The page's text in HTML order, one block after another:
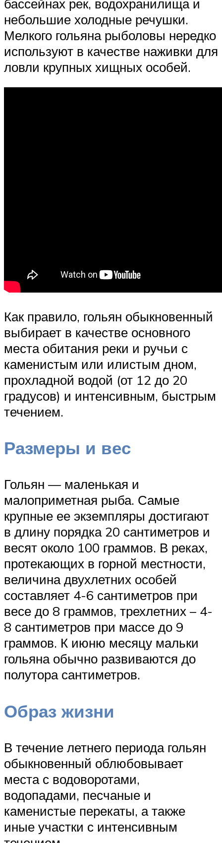
бассейнах рек, водохранилища и
небольшие холодные речушки.
Мелкого гольяна рыболовы нередко
используют в качестве наживки для
ловли крупных хищных особей.
Как правило, гольян обыкновенный
выбирает в качестве основного
места обитания реки и ручьи с
каменистым или илистым дном,
прохладной водой (от 12 до 20
градусов) и интенсивным, быстрым
течением.
Размеры и вес
Гольян — маленькая и
малоприметная рыба. Самые
крупные ее экземпляры достигают
в длину порядка 20 сантиметров и
весят около 100 граммов. В реках,
протекающих в горной местности,
величина двухлетних особей
составляет 4-6 сантиметров при
весе до 8 граммов, трехлетних – 4-
8 сантиметров при массе до 9
граммов. К июню месяцу мальки
гольяна обычно развиваются до
полутора сантиметров.
Образ жизни
В течение летнего периода гольян
обыкновенный облюбовывает
места с водоворотами,
водопадами, песчаные и
каменистые перекаты, а также
иные участки с интенсивным